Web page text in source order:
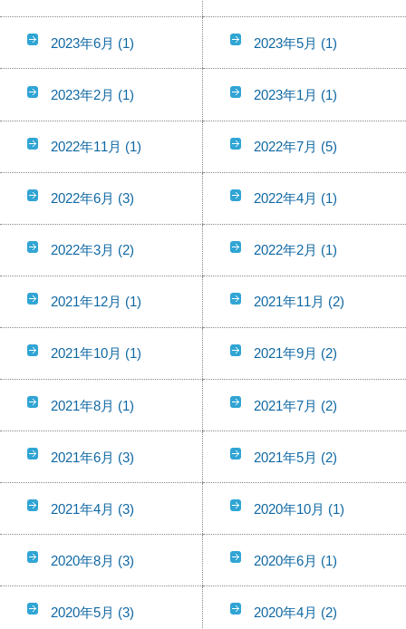
2023年6月 (1) 2023年5月 (1)
2023年2月 (1) 2023年1月 (1)
2022年11月 (1) 2022年7月 (5)
2022年6月 (3) 2022年4月 (1)
2022年3月 (2) 2022年2月 (1)
2021年12月 (1) 2021年11月 (2)
2021年10月 (1) 2021年9月 (2)
2021年8月 (1) 2021年7月 (2)
2021年6月 (3) 2021年5月 (2)
2021年4月 (3) 2020年10月 (1)
2020年8月 (3) 2020年6月 (1)
2020年5月 (3) 2020年4月 (2)